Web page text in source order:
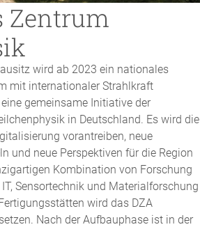
Zentrum
wird ab 2023 ein nationales
mit internationaler Strahlkraft
gemeinsame Initiative der
in Deutschland. Es wird die
vorantreiben, neue
und neue Perspektiven für die Region
Kombination von Forschung
Sensortechnik und Materialforschung
wird das DZA
Nach der Aufbauphase ist in der